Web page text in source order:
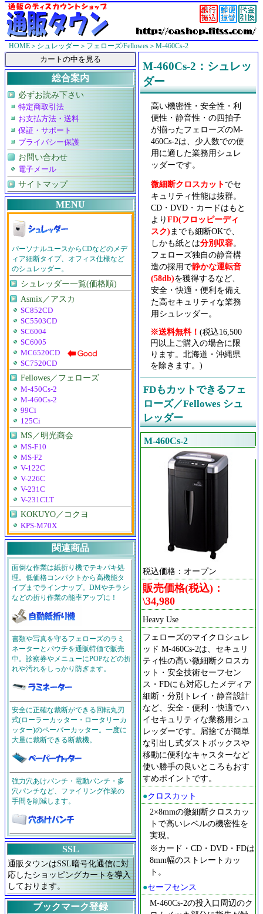
M-460Cs-2：シュレッ
ダー
高い機密性・安全性・利
便性・静音性・の四拍子
が揃ったフェローズのM-
460Cs-2は、少人数での使
用に適した業務用シュレ
ッダーです。
微細断クロスカットでセ
キュリティ性能は抜群。
CD・DVD・カードはもと
よりFD(フロッピーディ
スク) までも細断OKで、
しかも紙とは分別収容。
フェローズ独自の静音構
造の採用で静かな運転音
(58db)を獲得するなど、
安全・快適・便利を備え
た高セキュリティな業務
用シュレッダー。
※送料無料！ (税込16,500
円以上ご購入の場合に限
ります。北海道・沖縄県
を除きます。)
FDもカットできるフェ
ローズ／Fellowes シュ
レッダー
M-460Cs-2
税込価格：オープン
販売価格(税込)：
\34,980
Heavy Use
フェローズのマイクロシュレ
ッド M-460Cs-2は、セキュリ
ティ性の高い微細断クロスカ
ット・安全技術セーフセン
ス・FDにも対応したメディア
細断・分別トレイ・静音設計
など、安全・便利・快適でハ
イセキュリティな業務用シュ
レッダーです。屑捨てが簡単
な引出し式ダストボックスや
移動に便利なキャスターなど
使い勝手の良いところもおす
すめポイントです。
●クロスカット
2×8mmの微細断クロスカッ
トで高いレベルの機密性を
実現。
※カード・CD・DVD・FDは
8mm幅のストレートカッ
ト。
●セーフセンス
M-460Cs-2の投入口周辺のク
総合案内
必ずお読み下さい
特定商取引法
お支払方法・送料
保証・サポート
プライバシー保護
お問い合わせ
電子メール
サイトマップ
MENU
パーソナルユースからCDなどのメデ
ィア細断タイプ、オフィス仕様など
のシュレッダー。
シュレッダー一覧(価格順)
Asmix／アスカ
SC852CD
SC5503CD
SC6004
SC6005
MC6520CD
SC7520CD
Fellowes／フェローズ
M-450Cs-2
M-460Cs-2
99Ci
125Ci
MS／明光商会
MS-F10
MS-F2
V-122C
V-226C
V-231C
V-231CLT
KOKUYO／コクヨ
KPS-M70X
関連商品
面倒な作業は紙折り機でテキパキ処
理。低価格コンパクトから高機能タ
イプまでラインナップ。DMやチラシ
などの折り作業の能率アップに！
書類や写真を守るフェローズのラミ
ネーターとパウチを通販特価で販売
中。診察券やメニューにPOPなどの折
れや汚れをしっかり防ぎます。
安全に正確な裁断ができる回転丸刃
式(ローラーカッター・ロータリーカ
ッター)のペーパーカッター。一度に
大量に裁断できる断裁機。
強力穴あけパンチ・電動パンチ・多
穴パンチなど、ファイリング作業の
手間を削減します。
SSL
通販タウンはSSL暗号化通信に対
応したショッピングカートを導入
しております。
ブックマーク登録
HOME ＞ シュレッダー ＞ フェローズ/Fellowes ＞M-460Cs-2